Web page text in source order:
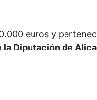
euros y
Diputación de